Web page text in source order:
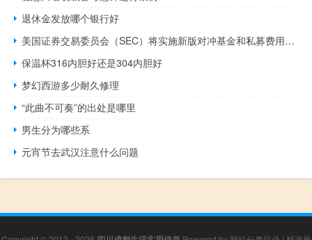
退休金发放哪个银行好
美国证券交易委员会（SEC）将实施新版对冲基金和私募费用披露制度
保温杯316内胆好还是304内胆好
梦幻西游多少耐久修理
“此曲不可奏”的出处是哪里
男生分为哪些系
元宵节去武汉注意什么问题